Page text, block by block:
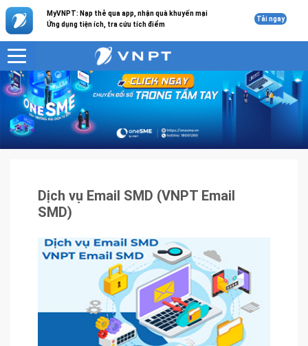
MyVNPT: Nạp thẻ qua app, nhận quà khuyến mại
Ứng dụng tiện ích, tra cứu tích điểm
Tải ngay
VNPT Sản phẩm - Dịch vụ Dịch vụ Email SMD (VNPT Email SMD)
Dịch vụ Email SMD (VNPT Email
SMD)